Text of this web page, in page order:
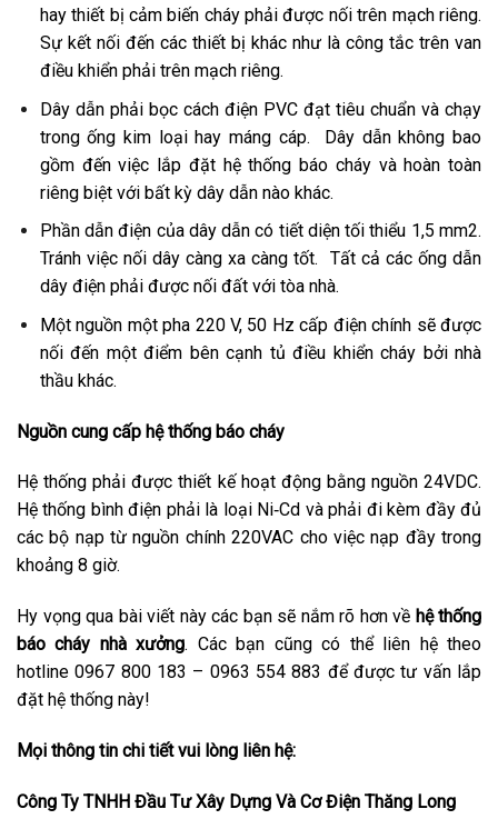
hay thiết bị cảm biến cháy phải được nối trên mạch riêng.
Sự kết nối đến các thiết bị khác như là công tắc trên van
điều khiển phải trên mạch riêng.
Dây dẫn phải bọc cách điện PVC đạt tiêu chuẩn và chạy
trong ống kim loại hay máng cáp. Dây dẫn không bao
gồm đến việc lắp đặt hệ thống báo cháy và hoàn toàn
riêng biệt với bất kỳ dây dẫn nào khác.
Phần dẫn điện của dây dẫn có tiết diện tối thiểu 1,5 mm2.
Tránh việc nối dây càng xa càng tốt. Tất cả các ống dẫn
dây điện phải được nối đất với tòa nhà.
Một nguồn một pha 220 V, 50 Hz cấp điện chính sẽ được
nối đến một điểm bên cạnh tủ điều khiển cháy bởi nhà
thầu khác.
Nguồn cung cấp hệ thống báo cháy
Hệ thống phải được thiết kế hoạt động bằng nguồn 24VDC.
Hệ thống bình điện phải là loại Ni‑Cd và phải đi kèm đầy đủ
các bộ nạp từ nguồn chính 220VAC cho việc nạp đầy trong
khoảng 8 giờ.
Hy vọng qua bài viết này các bạn sẽ nắm rõ hơn về hệ thống
báo cháy nhà xưởng. Các bạn cũng có thể liên hệ theo
hotline 0967 800 183 – 0963 554 883 để được tư vấn lắp
đặt hệ thống này!
Mọi thông tin chi tiết vui lòng liên hệ:
Công Ty TNHH Đầu Tư Xây Dựng Và Cơ Điện Thăng Long